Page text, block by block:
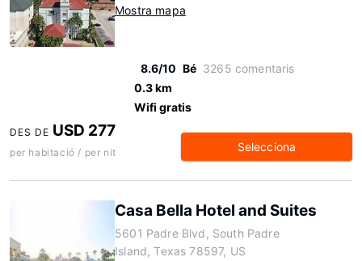
Mostra mapa
8.6/10 Bé 3265 comentaris
0.3 km
Wifi gratis
DES DE USD 277
per habitació / per nit Selecciona
Casa Bella Hotel and Suites
5601 Padre Blvd, South Padre
Island, Texas 78597, US